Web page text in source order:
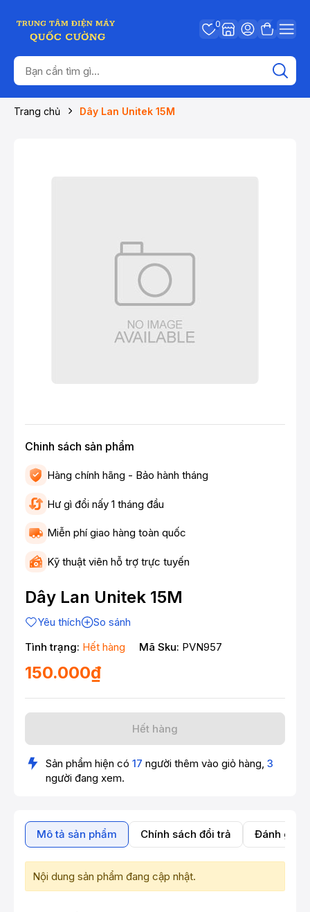
0
Trang chủ Dây Lan Unitek 15M
Chinh sách sản phẩm
Hàng chính hãng - Bảo hành tháng
Hư gì đổi nấy 1 tháng đầu
Miễn phí giao hàng toàn quốc
Kỹ thuật viên hỗ trợ trực tuyến
Dây Lan Unitek 15M
Yêu thích
So sánh
Tình trạng: Hết hàng Mã Sku: PVN957
150.000₫
Hết hàng
Sản phẩm hiện có 17 người thêm vào giỏ hàng, 3
người đang xem.
Mô tả sản phẩm Chính sách đổi trả Đánh giá
Nội dung sản phẩm đang cập nhật.